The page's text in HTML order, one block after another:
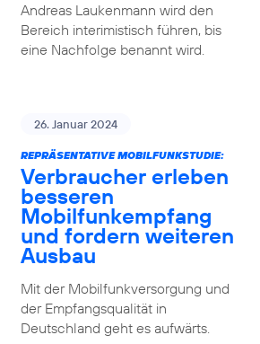
Andreas Laukenmann wird den
Bereich interimistisch führen, bis
eine Nachfolge benannt wird.
26. Januar 2024
REPRÄSENTATIVE MOBILFUNKSTUDIE:
Verbraucher erleben
besseren
Mobilfunkempfang
und fordern weiteren
Ausbau
Mit der Mobilfunkversorgung und
der Empfangsqualität in
Deutschland geht es aufwärts.